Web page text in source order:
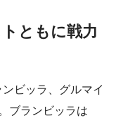
ともに戦力
ビッラ、グルマイ
ブランビッラは